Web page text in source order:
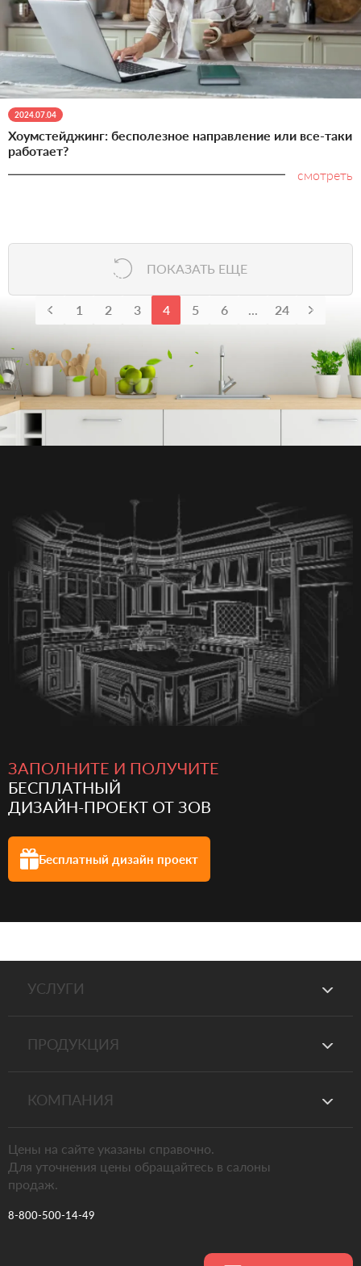
2024.07.04
Хоумстейджинг: бесполезное направление или все-таки
работает?
смотреть
ПОКАЗАТЬ ЕЩЕ
1 2 3 4 5 6 ... 24
ЗАПОЛНИТЕ И ПОЛУЧИТЕ
БЕСПЛАТНЫЙ
ДИЗАЙН-ПРОЕКТ ОТ ЗОВ
Бесплатный дизайн проект
8-800-500-14-49
Цены на сайте указаны справочно.
Для уточнения цены обращайтесь в салоны
продаж.
УСЛУГИ
ПРОДУКЦИЯ
КОМПАНИЯ